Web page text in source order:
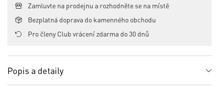
Zamluvte na prodejnu a rozhodněte se na místě
Bezplatná doprava do kamenného obchodu
Pro členy Club vrácení zdarma do 30 dnů
Popis a detaily